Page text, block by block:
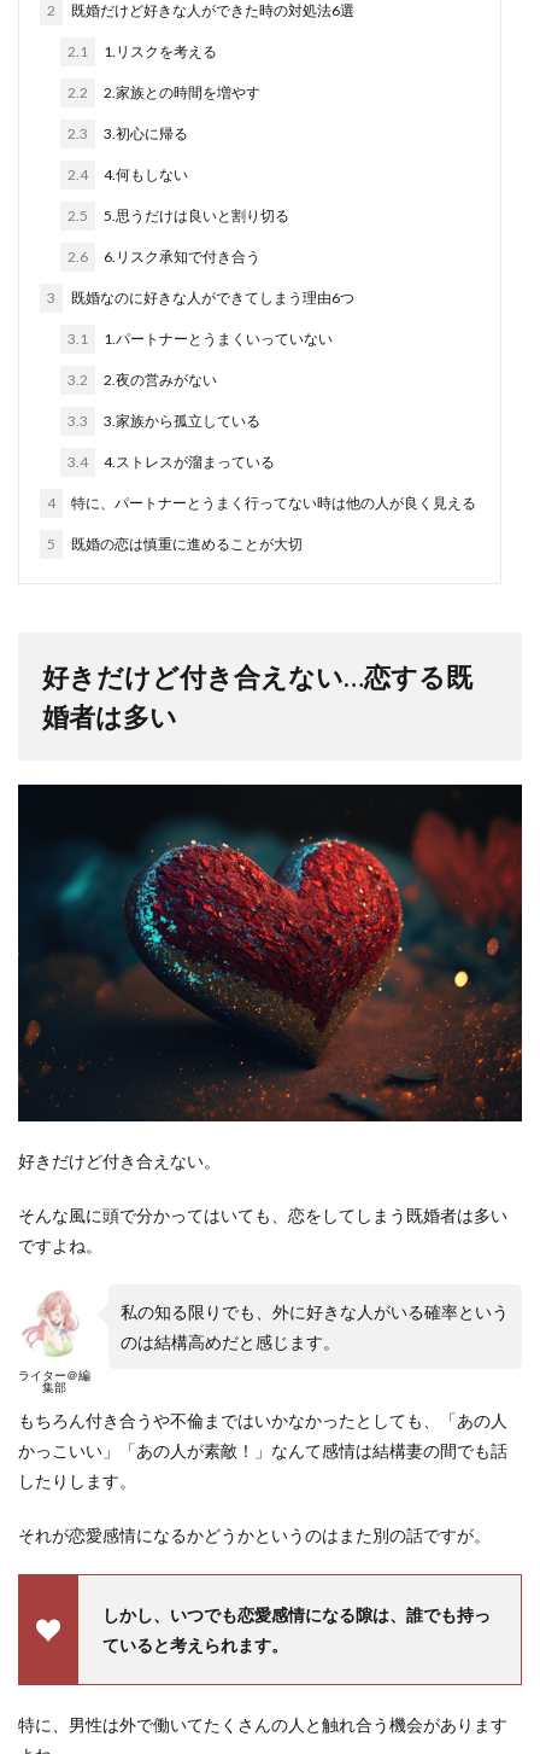
2 既婚だけど好きな人ができた時の対処法6選
2.1 1.リスクを考える
2.2 2.家族との時間を増やす
2.3 3.初心に帰る
2.4 4.何もしない
2.5 5.思うだけは良いと割り切る
2.6 6.リスク承知で付き合う
3 既婚なのに好きな人ができてしまう理由6つ
3.1 1.パートナーとうまくいっていない
3.2 2.夜の営みがない
3.3 3.家族から孤立している
3.4 4.ストレスが溜まっている
4 特に、パートナーとうまく行ってない時は他の人が良く見える
5 既婚の恋は慎重に進めることが大切
好きだけど付き合えない…恋する既
婚者は多い
好きだけど付き合えない。
そんな風に頭で分かってはいても、恋をしてしまう既婚者は多い
ですよね。
ライター＠編
集部
私の知る限りでも、外に好きな人がいる確率という
のは結構高めだと感じます。
もちろん付き合うや不倫まではいかなかったとしても、「あの人
かっこいい」「あの人が素敵！」なんて感情は結構妻の間でも話
したりします。
それが恋愛感情になるかどうかというのはまた別の話ですが。
しかし、いつでも恋愛感情になる隙は、誰でも持っ
ていると考えられます。
特に、男性は外で働いてたくさんの人と触れ合う機会があります